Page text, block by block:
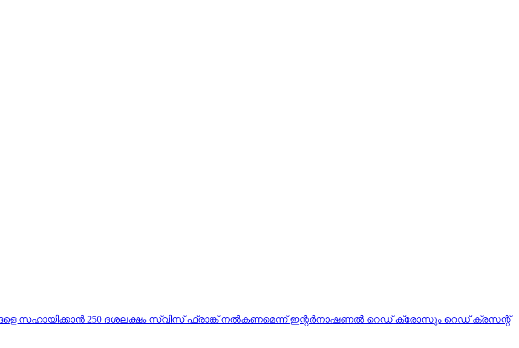
സഹായിക്കാൻ 250 ദശലക്ഷം സ്വിസ് ഫ്രാങ്ക് നൽകണമെന്ന് ഇന്റർനാഷണൽ റെഡ് ക്രോസും റെഡ് ക്രസന്റ്